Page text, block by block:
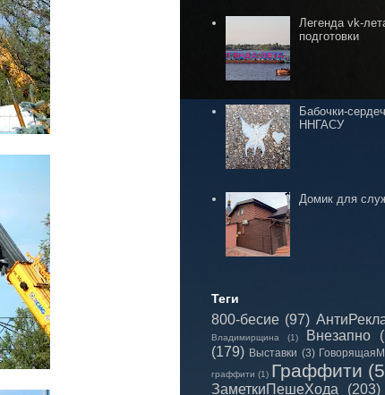
Легенда vk-
подготовки
Бабочки-
ННГАСУ
Домик для
Теги
800-бесие (97)
Владимирщина (1) Внезапно
(179) Выставки (3)
граффити (1) Граффити
ЗаметкиПешеХода (203)